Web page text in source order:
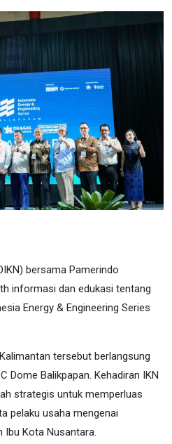
bersama Pamerindo
informasi dan edukasi tentang
Energy & Engineering Series
tersebut berlangsung
Dome Balikpapan. Kehadiran IKN
strategis untuk memperluas
pelaku usaha mengenai
Ibu Kota Nusantara.